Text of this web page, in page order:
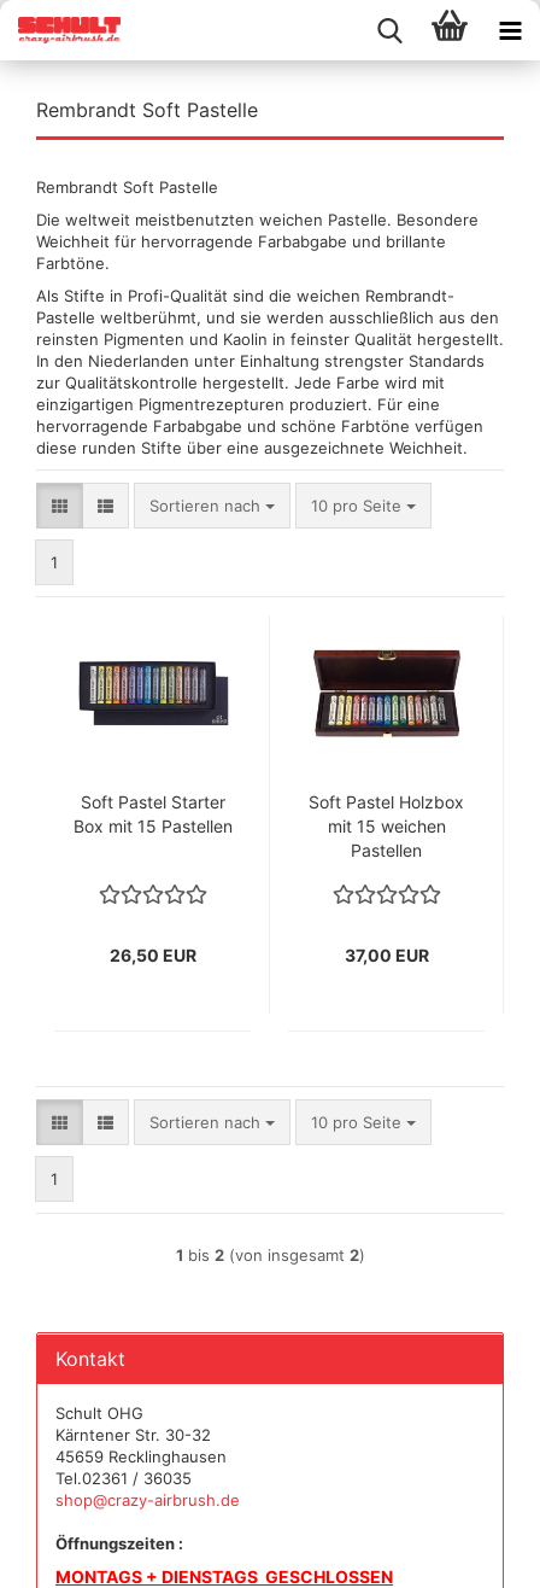
Rembrandt Soft Pastelle
Rembrandt Soft Pastelle
Die weltweit meistbenutzten weichen Pastelle. Besondere
Weichheit für hervorragende Farbabgabe und brillante
Farbtöne.
Als Stifte in Profi-Qualität sind die weichen Rembrandt-
Pastelle weltberühmt, und sie werden ausschließlich aus den
reinsten Pigmenten und Kaolin in feinster Qualität hergestellt.
In den Niederlanden unter Einhaltung strengster Standards
zur Qualitätskontrolle hergestellt. Jede Farbe wird mit
einzigartigen Pigmentrezepturen produziert. Für eine
hervorragende Farbabgabe und schöne Farbtöne verfügen
diese runden Stifte über eine ausgezeichnete Weichheit.
Sortieren nach
Sortieren nach 10 pro Seite
pro Seite
1
Soft Pastel Starter
Box mit 15 Pastellen
26,50 EUR
Soft Pastel Holzbox
mit 15 weichen
Pastellen
37,00 EUR
Sortieren nach
Sortieren nach 10 pro Seite
pro Seite
1
1 bis 2(von insgesamt 2)
Kontakt
Schult OHG
Kärntener Str. 30-32
45659 Recklinghausen
Tel.02361 / 36035
shop@crazy-airbrush.de
Öffnungszeiten :
MONTAGS + DIENSTAGS GESCHLOSSEN